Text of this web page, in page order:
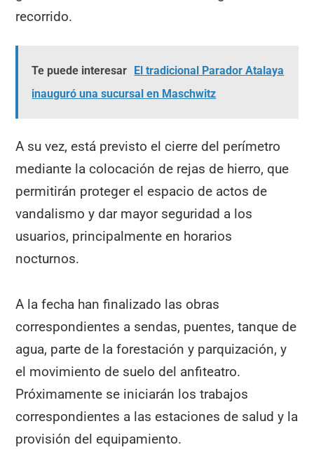
recorrido.
Te puede interesar El tradicional Parador Atalaya
inauguró una sucursal en Maschwitz
A su vez, está previsto el cierre del perímetro
mediante la colocación de rejas de hierro, que
permitirán proteger el espacio de actos de
vandalismo y dar mayor seguridad a los
usuarios, principalmente en horarios
nocturnos.
A la fecha han finalizado las obras
correspondientes a sendas, puentes, tanque de
agua, parte de la forestación y parquización, y
el movimiento de suelo del anfiteatro.
Próximamente se iniciarán los trabajos
correspondientes a las estaciones de salud y la
provisión del equipamiento.